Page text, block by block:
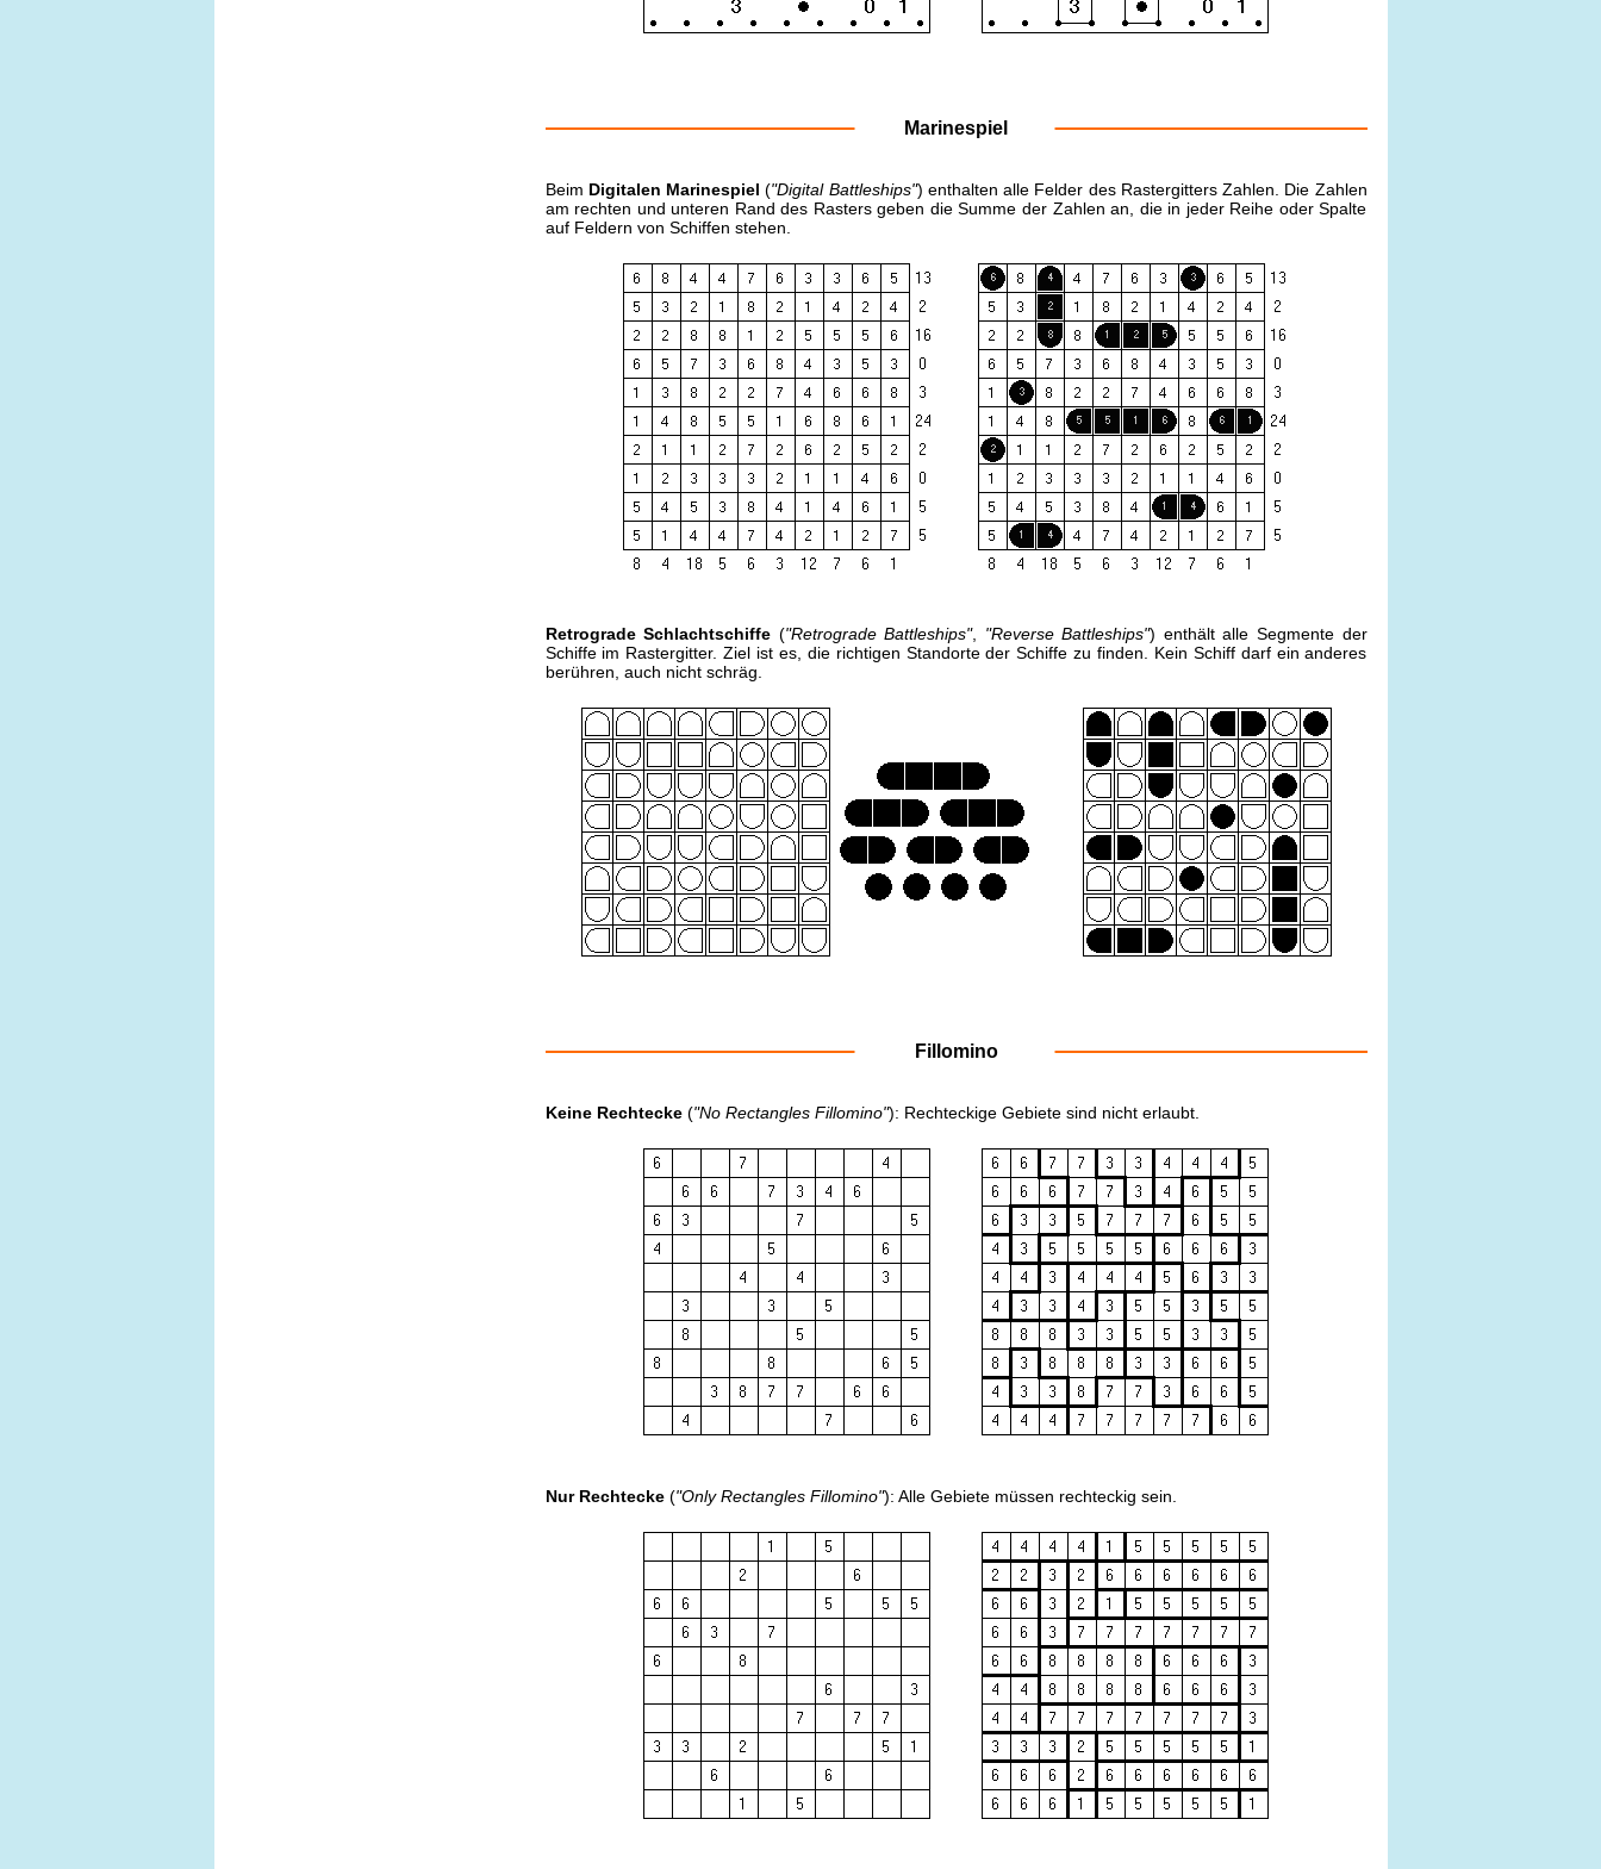
Marinespiel
Beim Digitalen Marinespiel ("Digital Battleships") enthalten alle Felder des Rastergitters Zahlen. Die Zahlen
am rechten und unteren Rand des Rasters geben die Summe der Zahlen an, die in jeder Reihe oder Spalte
auf Feldern von Schiffen stehen.
Retrograde Schlachtschiffe ("Retrograde Battleships", "Reverse Battleships") enthält alle Segmente der
Schiffe im Rastergitter. Ziel ist es, die richtigen Standorte der Schiffe zu finden. Kein Schiff darf ein anderes
berühren, auch nicht schräg.
Fillomino
Keine Rechtecke("No Rectangles Fillomino"): Rechteckige Gebiete sind nicht erlaubt.
Nur Rechtecke("Only Rectangles Fillomino"): Alle Gebiete müssen rechteckig sein.